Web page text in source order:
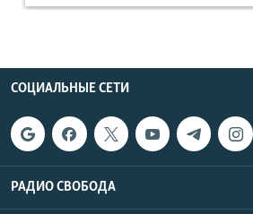
СОЦИАЛЬНЫЕ СЕТИ
РАДИО СВОБОДА